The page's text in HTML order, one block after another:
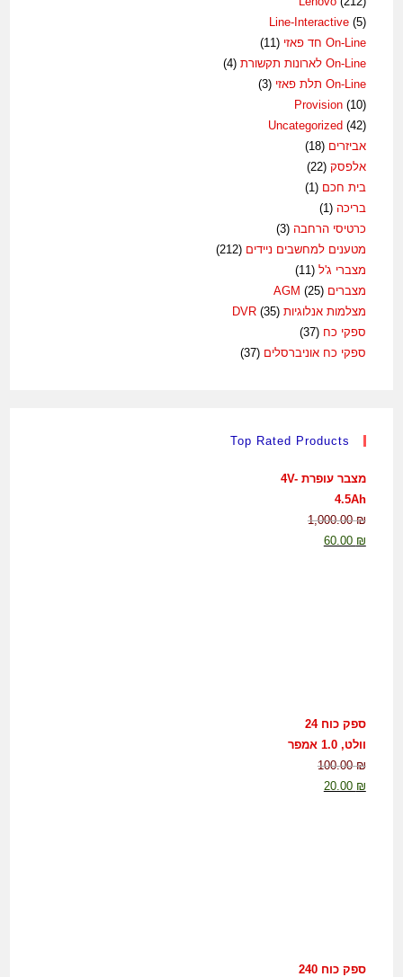
Line-Interactive (5)
On-Line חד פאזי
(11)
On-Line לארונות תקשורת
(4)
On-Line תלת פאזי
(3)
Provision (10)
Uncategorized (42)
אביזרים (18)
אלפסק (22)
בית חכם (1)
בריכה (1)
כרטיסי הרחבה (3)
מטענים למחשבים ניידים (212)
מצברי ג'ל (11)
מצברים AGM(25)
מצלמות אנלוגיות DVR(35)
ספקי כח (37)
ספקי כח אוניברסלים (37)
Top Rated Products
מצבר עופרת 4V-
4.5Ah
1,000.00₪
60.00 ₪
ספק כוח 24
וולט, 1.0 אמפר
100.00₪
20.00 ₪
ספק כוח 240